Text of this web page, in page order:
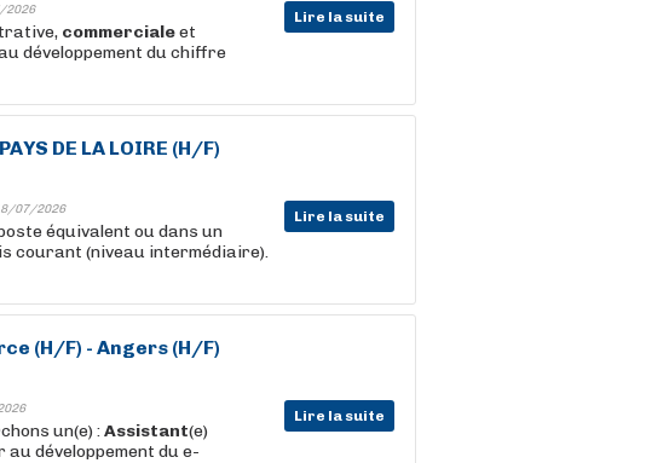
2026 Lire la suite
commercialeet
développement du chiffre
DE LA LOIRE (H/F)
07/2026 Lire la suite
équivalent ou dans un
courant (niveau intermédiaire).
(H/F) - Angers (H/F)
Lire la suite
un(e) :Assistant(e)
développement du e-